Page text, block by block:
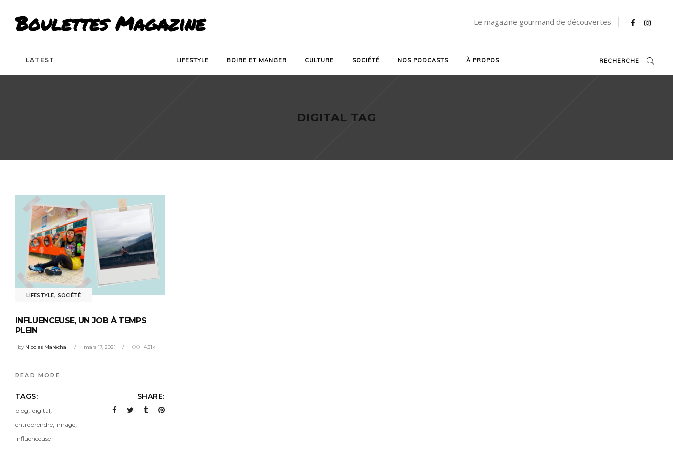
Boulettes Magazine Le magazine gourmand de découvertes
LATEST LIFESTYLE BOIRE ET MANGER CULTURE SOCIÉTÉ NOS PODCASTS À PROPOS RECHERCHE
DIGITAL TAG
LIFESTYLE, SOCIÉTÉ
INFLUENCEUSE, UN JOB À TEMPS
PLEIN
by Nicolas Maréchal mars 17, 2021 4.51k
READ MORE
TAGS:
blog, digital,
entreprendre, image,
influenceuse
SHARE: